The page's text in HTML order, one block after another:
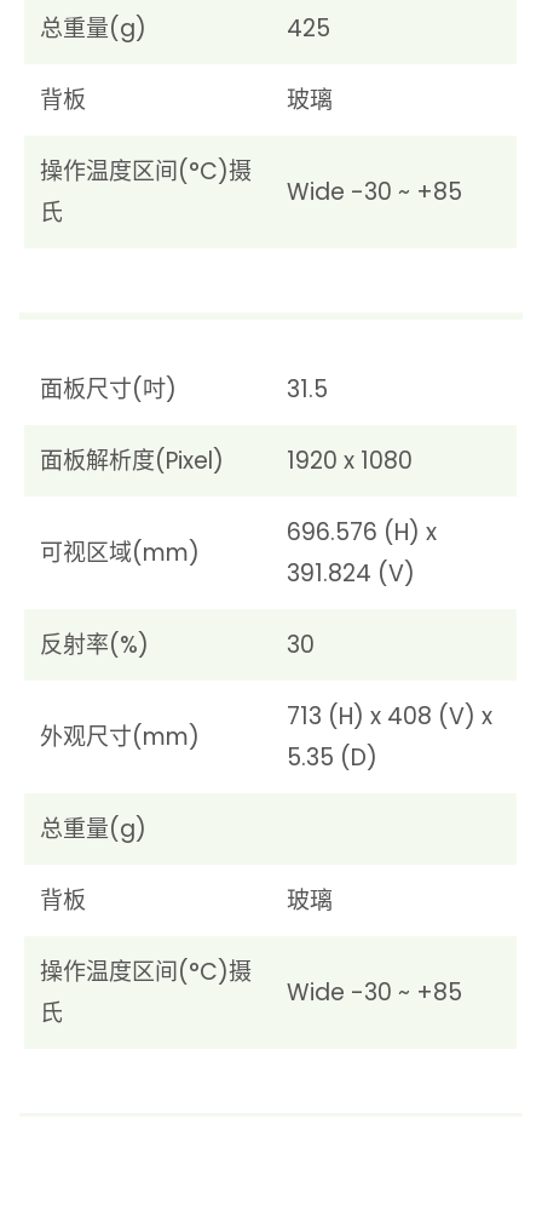
总重量(g) 425
背板 玻璃
操作温度区间(°C)摄
氏
Wide -30 ~ +85
面板尺寸(吋) 31.5
面板解析度(Pixel) 1920 x 1080
可视区域(mm)
696.576 (H) x
391.824 (V)
反射率(%) 30
外观尺寸(mm)
713 (H) x 408 (V) x
5.35 (D)
总重量(g)
背板 玻璃
操作温度区间(°C)摄
氏
Wide -30 ~ +85